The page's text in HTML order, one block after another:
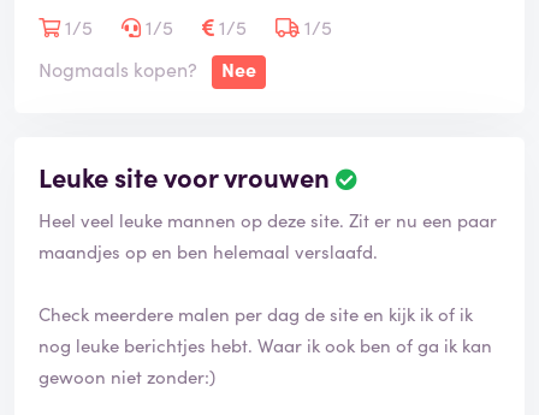
1/5
1/5 1/5
1/5
Nogmaals kopen?
Nee
Leuke site voor vrouwen
Heel veel leuke mannen op deze site. Zit er nu een paar
maandjes op en ben helemaal verslaafd.
Check meerdere malen per dag de site en kijk ik of ik
nog leuke berichtjes hebt. Waar ik ook ben of ga ik kan
gewoon niet zonder:)